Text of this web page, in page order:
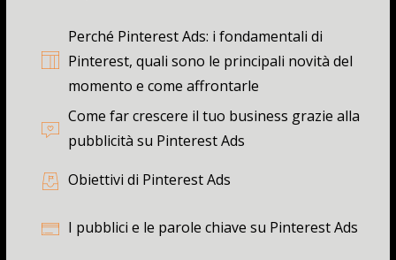
Perché Pinterest Ads: i fondamentali di
Pinterest, quali sono le principali novità del
momento e come affrontarle
Come far crescere il tuo business grazie alla
pubblicità su Pinterest Ads
Obiettivi di Pinterest Ads
I pubblici e le parole chiave su Pinterest Ads